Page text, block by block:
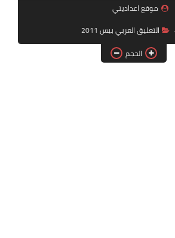
بلايستيشن PS2موقع اعداديتي
التعليق العربي بيس 2011
الحجم